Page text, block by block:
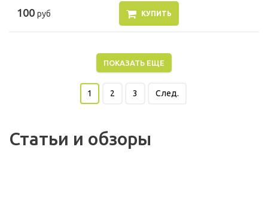
100 руб КУПИТЬ
ПОКАЗАТЬ ЕЩЕ
1 2 3 След.
Статьи и обзоры